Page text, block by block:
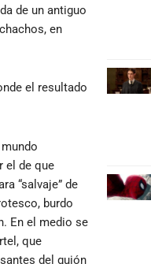
de un antiguo
en
el resultado
el de que
“salvaje” de
burdo
En el medio se
que
del guión